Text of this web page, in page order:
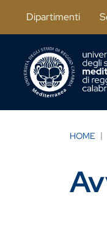
Dipartimenti
HOME